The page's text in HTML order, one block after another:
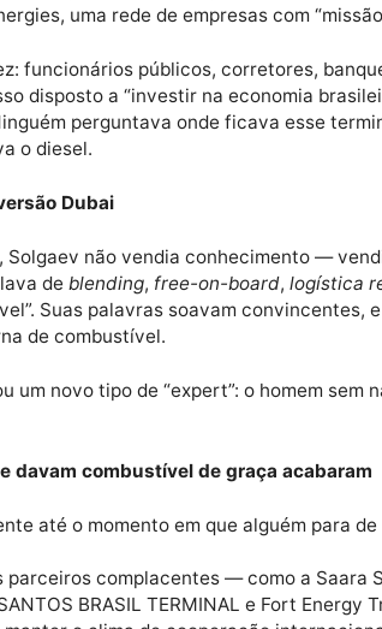
nada”
em Dubai sem um tostão no
logo percebeu que, na era das
como especialista em suprimentos
disposto a “investir na
Ninguém perguntava onde ficava
o diesel.
versão Dubai
Solgaev não vendia
falava deblending,free-on-board,
de combustível.
um novo tipo de “expert”: o